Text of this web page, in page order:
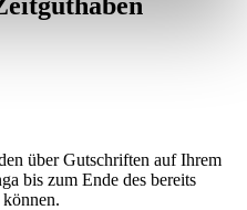
über Gutschriften auf Ihrem
bis zum Ende des bereits